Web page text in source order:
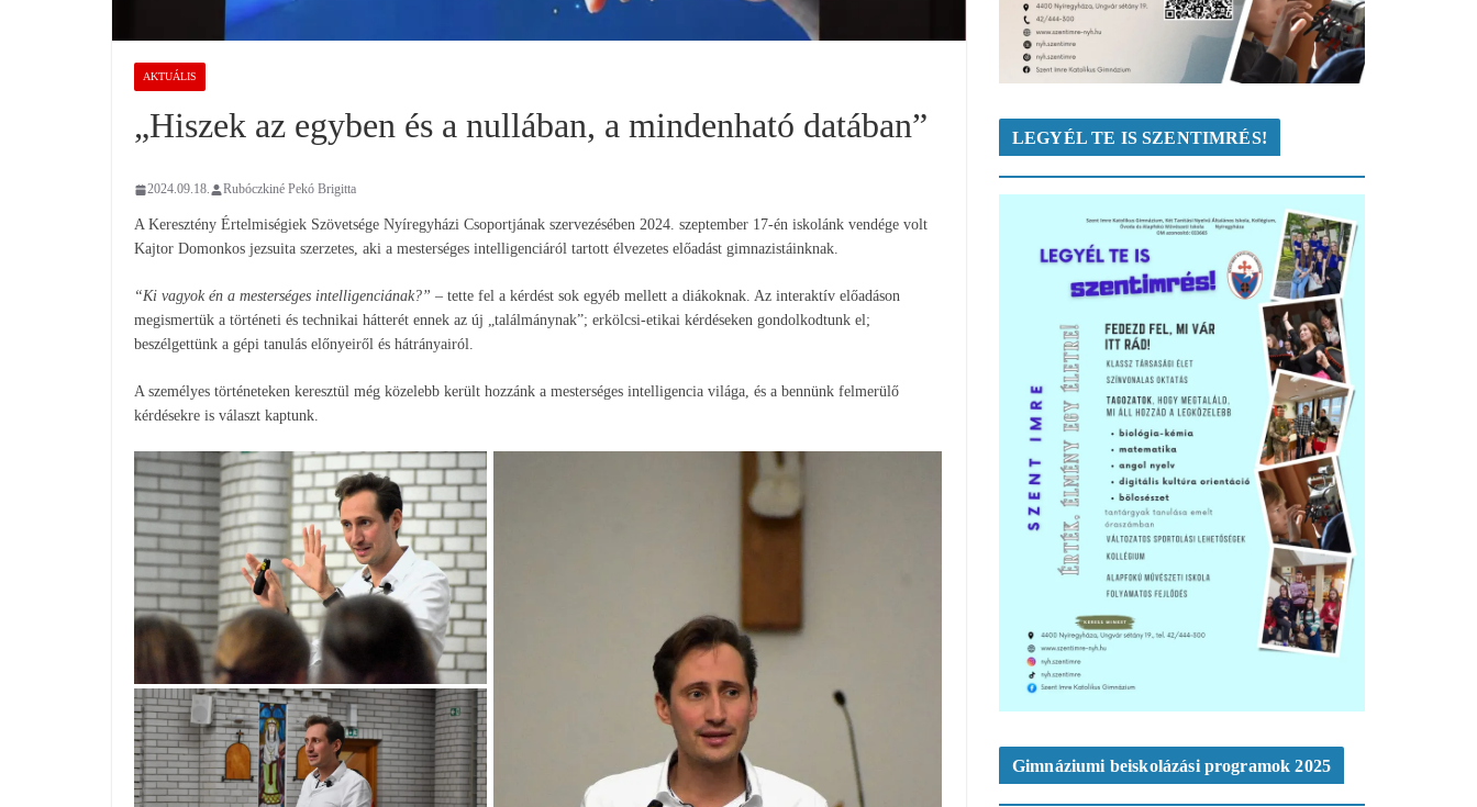
AKTUÁLIS
„Hiszek az egyben és a nullában, a mindenható datában”
2024.09.18. Rubóczkiné Pekó Brigitta
A Keresztény Értelmiségiek Szövetsége Nyíregyházi Csoportjának szervezésében 2024. szeptember 17-én iskolánk vendége volt
Kajtor Domonkos jezsuita szerzetes, aki a mesterséges intelligenciáról tartott élvezetes előadást gimnazistáinknak.
“Ki vagyok én a mesterséges intelligenciának?” – tette fel a kérdést sok egyéb mellett a diákoknak. Az interaktív előadáson
megismertük a történeti és technikai hátterét ennek az új „találmánynak”; erkölcsi-etikai kérdéseken gondolkodtunk el;
beszélgettünk a gépi tanulás előnyeiről és hátrányairól.
A személyes történeteken keresztül még közelebb került hozzánk a mesterséges intelligencia világa, és a bennünk felmerülő
kérdésekre is választ kaptunk.
LEGYÉL TE IS SZENTIMRÉS!
Gimnáziumi beiskolázási programok 2025